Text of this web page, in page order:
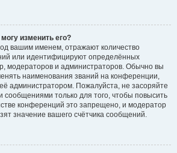
изменить его?
вашим именем, отражают количество
или идентифицируют определённых
модераторов и администраторов. Обычно вы
наименования званий на конференции,
администратором. Пожалуйста, не засоряйте
только для того, чтобы повысить
конференций это запрещено, и модератор
значение вашего счётчика сообщений.